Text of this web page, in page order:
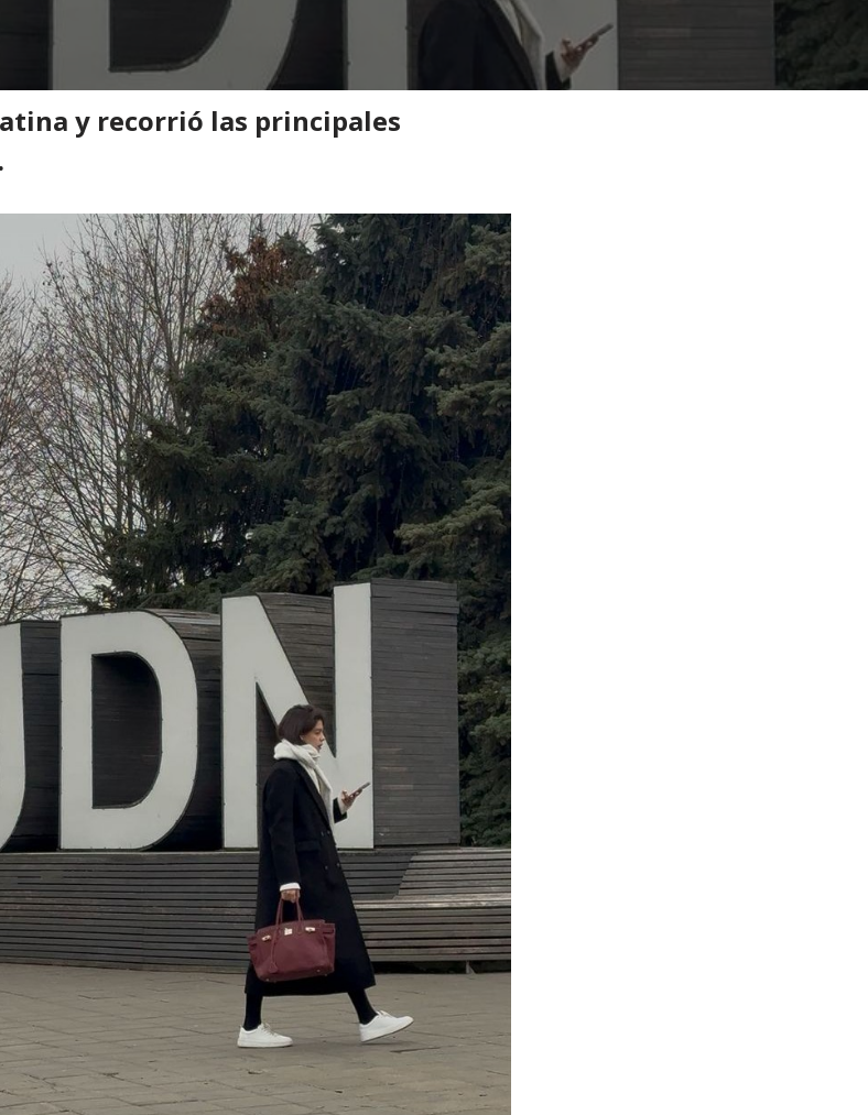
Graduada de la UNQ resultó ganadora del Programa New Day Education
y recorrió las principales